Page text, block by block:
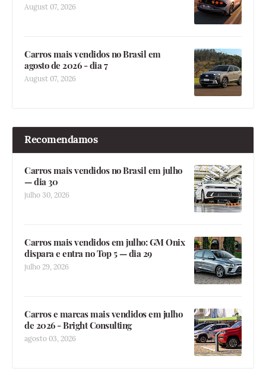
August 07, 2026
Carros mais vendidos no Brasil em
agosto de 2026 - dia 7
August 07, 2026
Recomendamos
Carros mais vendidos no Brasil em julho
— dia 30
julho 30, 2026
Carros mais vendidos em julho: GM Onix
dispara e entra no Top 5 — dia 29
julho 29, 2026
Carros e marcas mais vendidos em julho
de 2026 - Bright Consulting
agosto 03, 2026